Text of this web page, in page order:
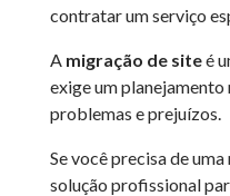
contratar um serviço
A migração de siteé
exige um
problemas e prejuízos.
Se você precisa de
solução profissional